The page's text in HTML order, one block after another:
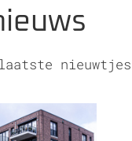
laatste